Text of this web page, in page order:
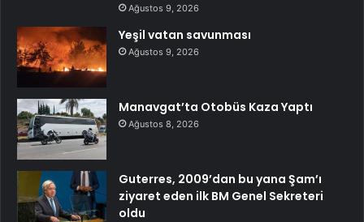
Ağustos 9, 2026
Yeşil vatan savunması
Ağustos 9, 2026
Manavgat’ta Otobüs Kaza Yaptı
Ağustos 8, 2026
Guterres, 2009’dan bu yana Şam’ı
ziyaret eden ilk BM Genel Sekreteri
oldu